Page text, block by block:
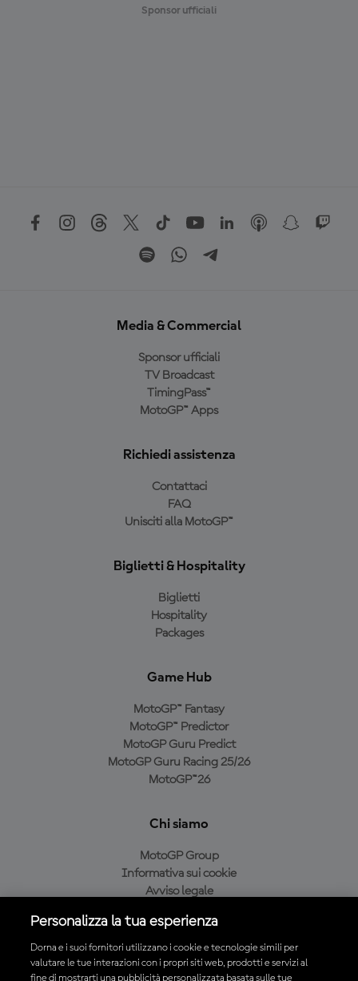
Sponsor ufficiali
Media & Commercial
Sponsor ufficiali
TV Broadcast
TimingPass™
MotoGP™ Apps
Richiedi assistenza
Contattaci
FAQ
Unisciti alla MotoGP™
Biglietti & Hospitality
Biglietti
Hospitality
Packages
Game Hub
MotoGP™ Fantasy
MotoGP™ Predictor
MotoGP Guru Predict
MotoGP Guru Racing 25/26
MotoGP™26
Chi siamo
MotoGP Group
Informativa sui cookie
Avviso legale
Condizioni di acquisto
Personalizza la tua esperienza
Dorna e i suoi fornitori utilizzano i cookie e tecnologie simili per
valutare le tue interazioni con i propri siti web, prodotti e servizi al
fine di mostrarti una pubblicità personalizzata basata sulle tue